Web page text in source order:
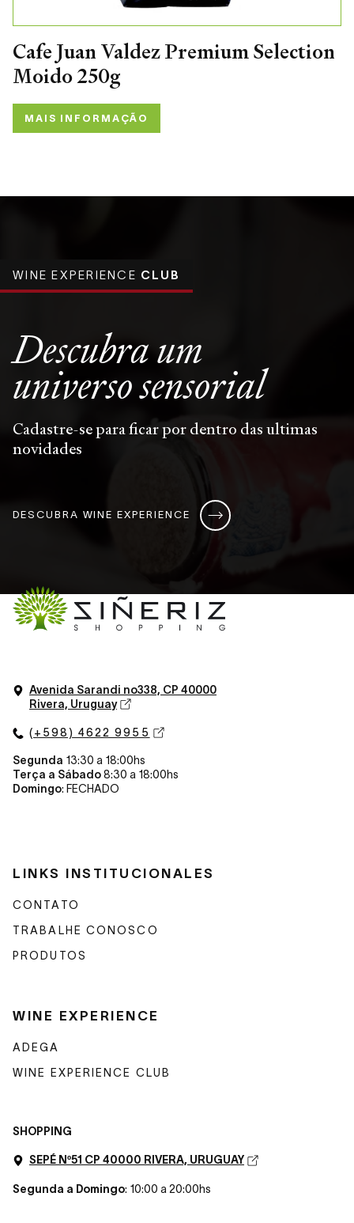
Cafe Juan Valdez Premium Selection
Moido 250g
MAIS INFORMAÇÃO
WINE EXPERIENCE CLUB
Descubra um
universosensorial
Cadastre-se para ficar por dentro das ultimas
novidades
DESCUBRA WINE EXPERIENCE
Avenida Sarandi no338, CP 40000
Rivera, Uruguay
(+598) 4622 9955
Segunda 13:30 a 18:00hs
Terça a Sábado8:30 a 18:00hs
Domingo: FECHADO
LINKS INSTITUCIONALES
CONTATO
TRABALHE CONOSCO
PRODUTOS
WINE EXPERIENCE
ADEGA
WINE EXPERIENCE CLUB
SHOPPING
SEPÉ Nº51 CP 40000 RIVERA, URUGUAY
Segunda a Domingo: 10:00 a 20:00hs